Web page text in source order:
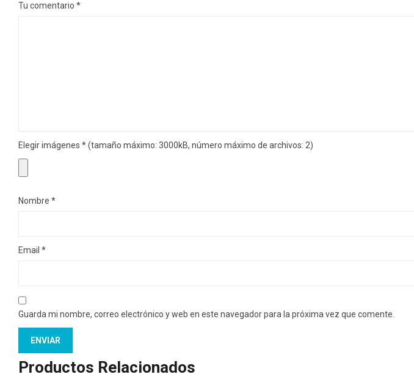
Tu comentario *
Elegir imágenes *(tamaño máximo: 3000kB, número máximo de archivos: 2)
Nombre *
Email *
Guarda mi nombre, correo electrónico y web en este navegador para la próxima vez que comente.
Productos Relacionados